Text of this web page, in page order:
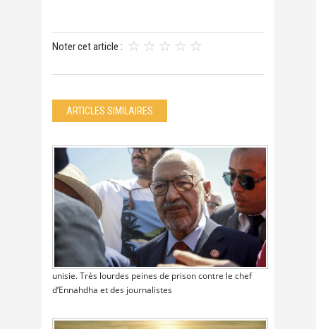
Noter cet article :
ARTICLES SIMILAIRES
unisie. Très lourdes peines de prison contre le chef
d’Ennahdha et des journalistes